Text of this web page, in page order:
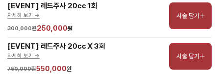
[EVENT] 레드주사 20cc 1회
자세히 보기 ->
300,000원250,000원
시술 담기
[EVENT] 레드주사 20cc X 3회
자세히 보기 ->
750,000원550,000원
시술 담기